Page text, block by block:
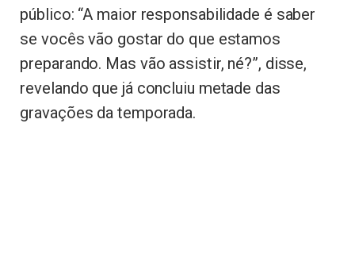
público: “A maior responsabilidade é saber
se vocês vão gostar do que estamos
preparando. Mas vão assistir, né?”, disse,
revelando que já concluiu metade das
gravações da temporada.